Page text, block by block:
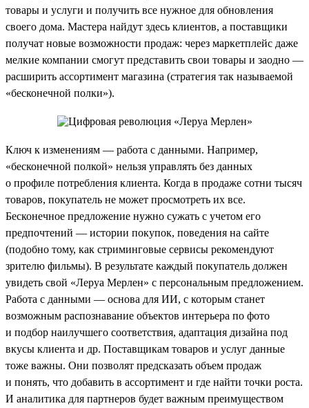
товары и услуги и получить все нужное для обновления
своего дома. Мастера найдут здесь клиентов, а поставщики
получат новые возможности продаж: через маркетплейс даже
мелкие компании смогут представить свои товары и заодно —
расширить ассортимент магазина (стратегия так называемой
«бесконечной полки»).
Ключ к изменениям — работа с данными. Например,
«бесконечной полкой» нельзя управлять без данных
о профиле потребления клиента. Когда в продаже сотни тысяч
товаров, покупатель не может просмотреть их все.
Бесконечное предложение нужно сужать с учетом его
предпочтений — истории покупок, поведения на сайте
(подобно тому, как стриминговые сервисы рекомендуют
зрителю фильмы). В результате каждый покупатель должен
увидеть свой «Леруа Мерлен» с персональным предложением.
Работа с данными — основа для ИИ, с которым станет
возможным распознавание объектов интерьера по фото
и подбор наилучшего соответствия, адаптация дизайна под
вкусы клиента и др. Поставщикам товаров и услуг данные
тоже важны. Они позволят предсказать объем продаж
и понять, что добавить в ассортимент и где найти точки роста.
И аналитика для партнеров будет важным преимуществом